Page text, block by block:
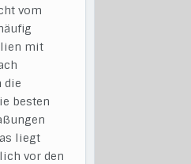
vom
mit
die
besten
liegt
vor den